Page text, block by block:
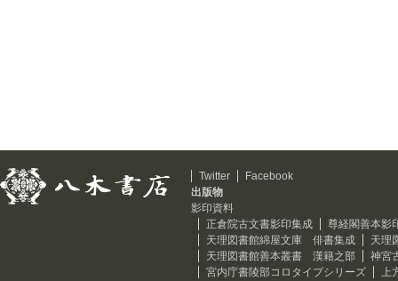
Twitter
Facebook
出版物
影印資料
正倉院古文書影印集成
尊経閣善本影
天理図書館綿屋文庫 俳書集成
天理
天理図書館善本叢書 漢籍之部
神宮
宮内庁書陵部コロタイプシリーズ
上